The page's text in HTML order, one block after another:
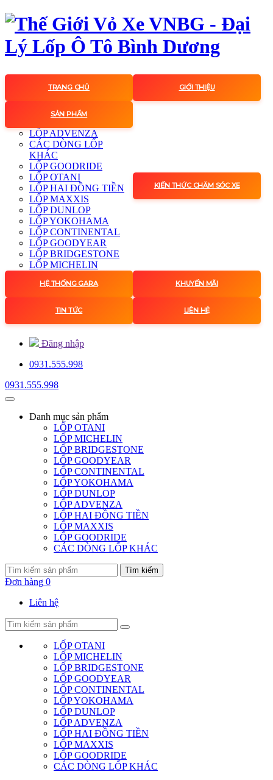
TRANG CHỦ GIỚI THIỆU
SẢN PHẨM
LỐP ADVENZA
CÁC DÒNG LỐP
KHÁC
LỐP GOODRIDE
LỐP OTANI
LỐP HAI ĐỒNG TIỀN
LỐP MAXXIS
LỐP DUNLOP
LỐP YOKOHAMA
LỐP CONTINENTAL
LỐP GOODYEAR
LỐP BRIDGESTONE
LỐP MICHELIN
KIẾN THỨC CHĂM SÓC XE
HỆ THỐNG GARA KHUYẾN MÃI
TIN TỨC LIÊN HỆ
Đăng nhập
0931.555.998
0931.555.998
Danh mục sản phẩm
LỐP OTANI
LỐP MICHELIN
LỐP BRIDGESTONE
LỐP GOODYEAR
LỐP CONTINENTAL
LỐP YOKOHAMA
LỐP DUNLOP
LỐP ADVENZA
LỐP HAI ĐỒNG TIỀN
LỐP MAXXIS
LỐP GOODRIDE
CÁC DÒNG LỐP KHÁC
Tìm kiếm
Đơn hàng 0
Liên hệ
LỐP OTANI
LỐP MICHELIN
LỐP BRIDGESTONE
LỐP GOODYEAR
LỐP CONTINENTAL
LỐP YOKOHAMA
LỐP DUNLOP
LỐP ADVENZA
LỐP HAI ĐỒNG TIỀN
LỐP MAXXIS
LỐP GOODRIDE
CÁC DÒNG LỐP KHÁC